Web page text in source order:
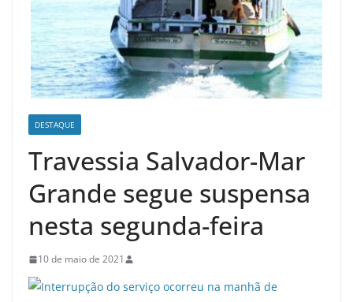
DESTAQUE
Travessia Salvador-Mar
Grande segue suspensa
nesta segunda-feira
10 de maio de 2021